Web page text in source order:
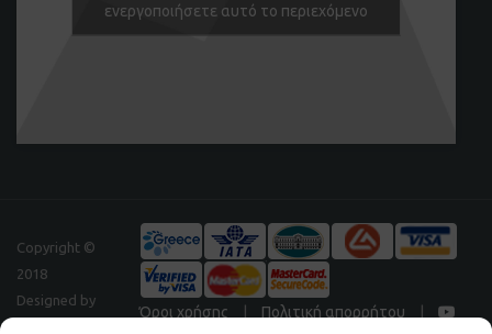
ενεργοποιήσετε αυτό το περιεχόμενο
Copyright ©
2018
Designed by
Όροι χρήσης Πολιτική απορρήτου